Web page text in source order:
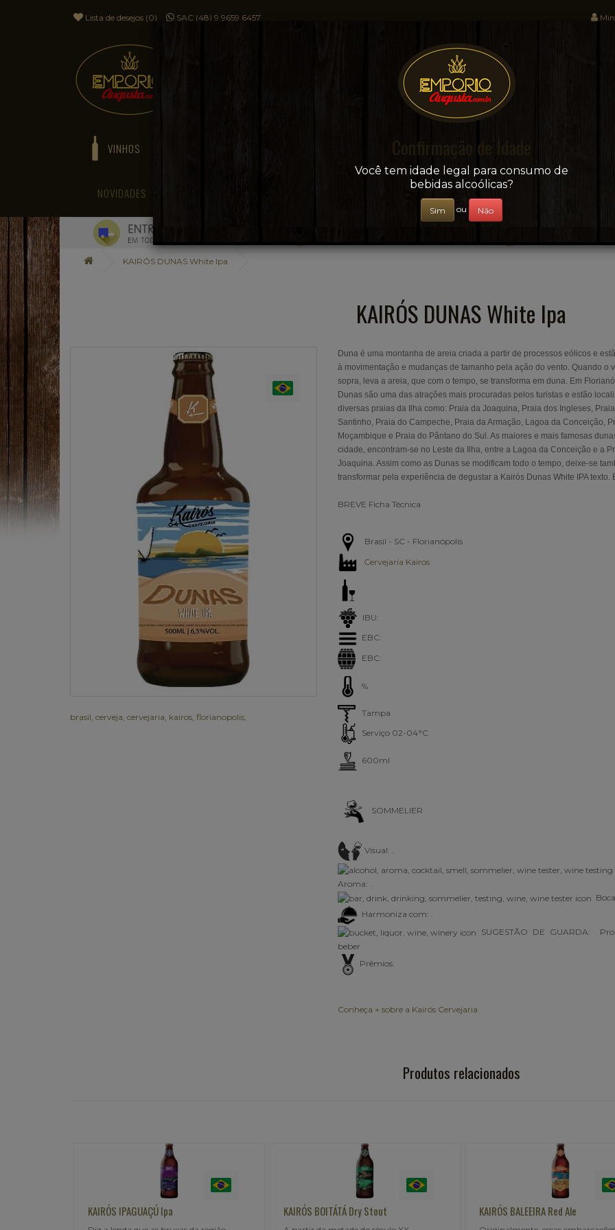
Lista de desejos (0) SAC (48) 9 9659.6457
Sua conveniência e adega on-line!
VINHOS + BEBIDAS
NOVIDADES
KAIRÓS DUNAS White Ipa
KAIRÓS DUNAS White Ipa
brasil cerveja cervejaria kairos florianopolis
Duna é uma montanha de areia criada a partir de processos eólicos e
à movimentação e mudanças de tamanho pela ação do vento. Quando o
sopra, leva a areia, que com o tempo, se transforma em duna. Em
Dunas são uma das atrações mais procuradas pelos turistas e estão
diversas praias da Ilha como: Praia da Joaquina, Praia dos Ingleses,
Santinho, Praia do Campeche, Praia da Armação, Lagoa da Conceição,
Moçambique e Praia do Pântano do Sul. As maiores e mais famosas
cidade, encontram-se no Leste da Ilha, entre a Lagoa da Conceição e a
Joaquina. Assim como as Dunas se modificam todo o tempo, deixe-se
transformar pela experiência de degustar a Kairós Dunas White IPA texto.
BREVE Ficha Técnica
Brasil - SC - Florianópolis
Cervejaria Kairos
IBU:
EBC:
EBC:
%
Tampa
Serviço 02-04°C
600ml
SOMMELIER
Visual:
Aroma: .
Harmoniza com: .
SUGESTÃO DE GUARDA:
beber
Prêmios:
Conheça + sobre a Kairós Cervejaria
Produtos relacionados
KAIRÓS BOITÁTÁ Dry Stout KAIRÓS BALEEIRA Red Ale KAIRÓS FORTALEZAS Triple Hop
Confirmação de Idade
Você tem idade legal para consumo de
bebidas alcoólicas?
Sim ou Não